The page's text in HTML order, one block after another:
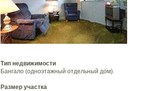
Тип недвижимости
Бангало (одноэтажный отдельный дом).
Размер участка